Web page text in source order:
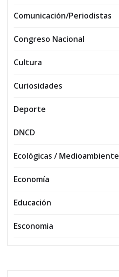
Comunicación/Periodistas
Congreso Nacional
Cultura
Curiosidades
Deporte
DNCD
Ecológicas / Medioambiente
Economía
Educación
Esconomia